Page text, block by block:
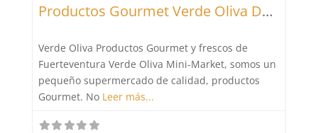
Productos Gourmet Verde Oliva Delicatessen
Verde Oliva Productos Gourmet y frescos de
Fuerteventura Verde Oliva Mini-Market, somos un
pequeño supermercado de calidad, productos
Gourmet. No Leer más...